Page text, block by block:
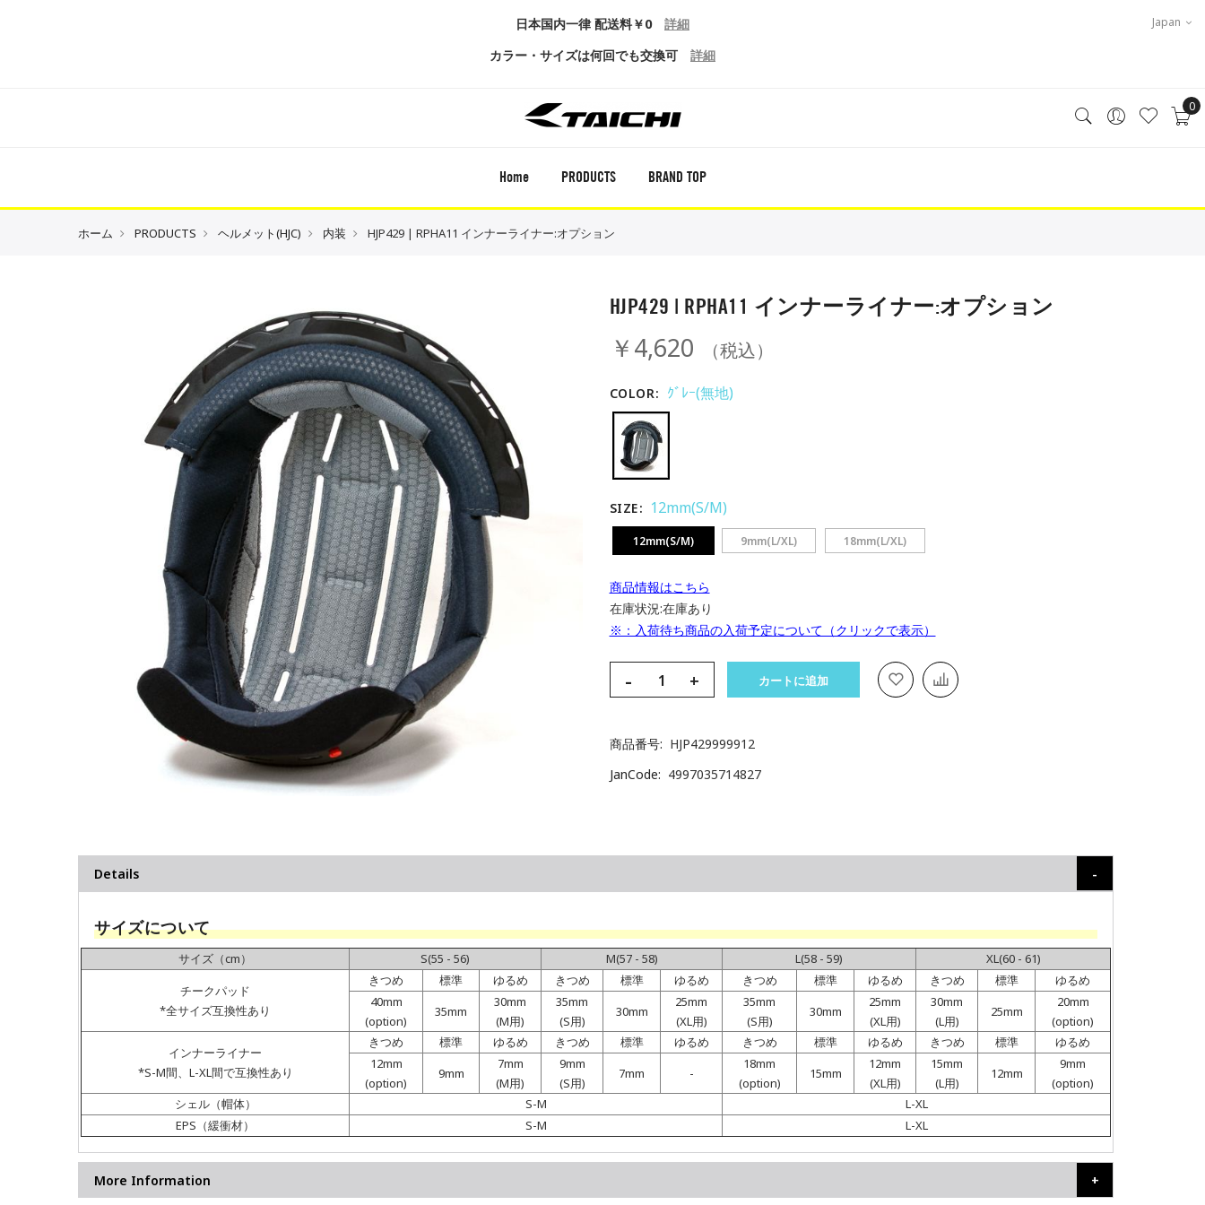
日本国内一律 配送料￥0 詳細
カラー・サイズは何回でも交換可 詳細
Japan
0
Home PRODUCTS BRAND TOP
ホーム PRODUCTS ヘルメット(HJC) 内装 HJP429 | RPHA11 インナーライナー:オプション
HJP429 | RPHA11 インナーライナー:オプション
￥4,620 （税込）
COLOR ｸﾞﾚｰ(無地)
SIZE 12mm(S/M)
12mm(S/M) 9mm(L/XL) 18mm(L/XL)
商品情報はこちら
在庫状況:在庫あり
※：入荷待ち商品の入荷予定について（クリックで表示）
- + カートに追加
商品番号
HJP429999912
JanCode
4997035714827
Details
サイズについて
サイズ（cm） S(55 - 56) M(57 - 58) L(58 - 59)
XL(60 - 61)
チークパッド
*全サイズ互換性あり
きつめ 標準 ゆるめ きつめ 標準 ゆるめ きつめ 標準 ゆるめ きつめ 標準
ゆるめ
40mm
(option)
35mm
30mm
(M用)
35mm
(S用)
30mm
25mm
(XL用)
35mm
(S用)
30mm
25mm
(XL用)
30mm
(L用)
25mm
20mm
(option)
インナーライナー
*S-M間、L-XL間で互換性あり
きつめ 標準 ゆるめ きつめ 標準 ゆるめ きつめ 標準 ゆるめ きつめ 標準
ゆるめ
12mm
(option)
9mm
7mm
(M用)
9mm
(S用)
7mm -
18mm
(option)
15mm
12mm
(XL用)
15mm
(L用)
12mm
9mm
(option)
シェル（帽体）
S-M
L-XL
EPS（緩衝材）
S-M L-XL
More Information